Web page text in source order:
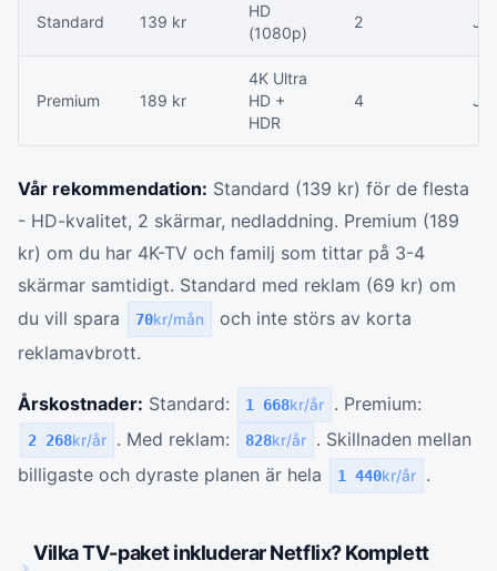
Standard 139 kr
HD
(1080p)
2 Ja
Premium 189 kr
4K Ultra
HD +
HDR
4 Ja
Vår rekommendation: Standard (139 kr) för de flesta
- HD-kvalitet, 2 skärmar, nedladdning. Premium (189
kr) om du har 4K-TV och familj som tittar på 3-4
skärmar samtidigt. Standard med reklam (69 kr) om
du vill spara
70kr/mån
och inte störs av korta
reklamavbrott.
Årskostnader: Standard: 1 668kr/år . Premium:
2 268kr/år . Med reklam: 828kr/år
. Skillnaden mellan
billigaste och dyraste planen är hela
1 440kr/år .
Vilka TV-paket inkluderar Netflix? Komplett